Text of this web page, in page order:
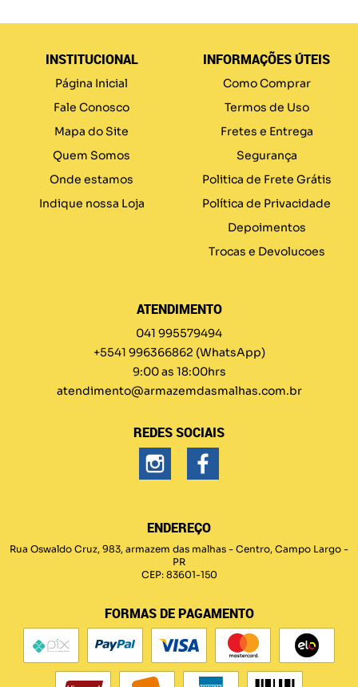
INSTITUCIONAL
Página Inicial
Fale Conosco
Mapa do Site
Quem Somos
Onde estamos
Indique nossa Loja
INFORMAÇÕES ÚTEIS
Como Comprar
Termos de Uso
Fretes e Entrega
Segurança
Politica de Frete Grátis
Política de Privacidade
Depoimentos
Trocas e Devolucoes
ATENDIMENTO
041 995579494
+5541 996366862 (WhatsApp)
9:00 as 18:00hrs
atendimento@armazemdasmalhas.com.br
REDES SOCIAIS
ENDEREÇO
Rua Oswaldo Cruz, 983, armazem das malhas - Centro, Campo Largo -
PR
CEP: 83601-150
FORMAS DE PAGAMENTO